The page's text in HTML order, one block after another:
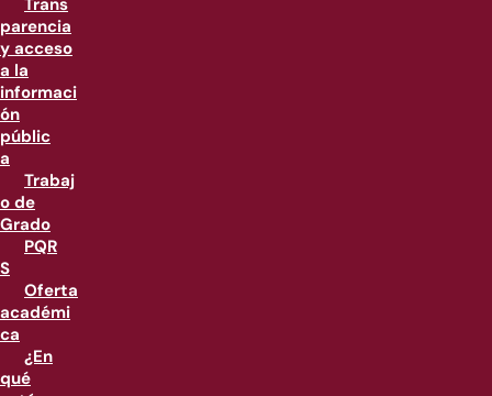
Trans
parencia
y acceso
a la
informaci
ón
públic
a
Trabaj
o de
Grado
PQR
S
Oferta
académi
ca
¿En
qué